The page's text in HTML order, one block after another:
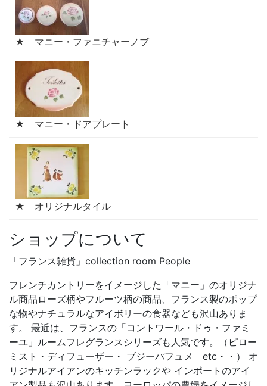
★ マニー・ファニチャーノブ
★ マニー・ドアプレート
★ オリジナルタイル
ショップについて
「フランス雑貨」collection room People
フレンチカントリーをイメージした「マニー」のオリジナ
ル商品ローズ柄やフルーツ柄の商品、フランス製のポップ
な物やナチュラルなアイボリーの食器なども沢山ありま
す。 最近は、フランスの「コントワール・ドゥ・ファミ
ーユ」ルームフレグランスシリーズも人気です。（ピロー
ミスト・ディフューザー・ ブジーパフュメ etc・・） オ
リジナルアイアンのキッチンラックや インポートのアイ